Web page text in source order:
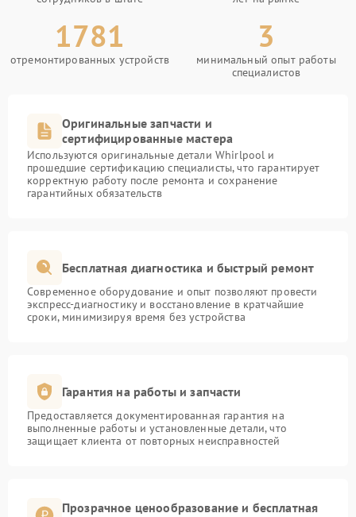
1781
отремонтированных устройств
3
минимальный опыт работы
специалистов
Оригинальные запчасти и
сертифицированные мастера
Используются оригинальные детали Whirlpool и
прошедшие сертификацию специалисты, что гарантирует
корректную работу после ремонта и сохранение
гарантийных обязательств
Бесплатная диагностика и быстрый ремонт
Современное оборудование и опыт позволяют провести
экспресс-диагностику и восстановление в кратчайшие
сроки, минимизируя время без устройства
Гарантия на работы и запчасти
Предоставляется документированная гарантия на
выполненные работы и установленные детали, что
защищает клиента от повторных неисправностей
Прозрачное ценообразование и бесплатная